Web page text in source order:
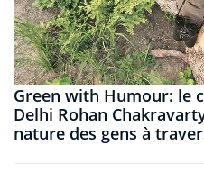
Green with Humour: le
Delhi Rohan
nature des gens à